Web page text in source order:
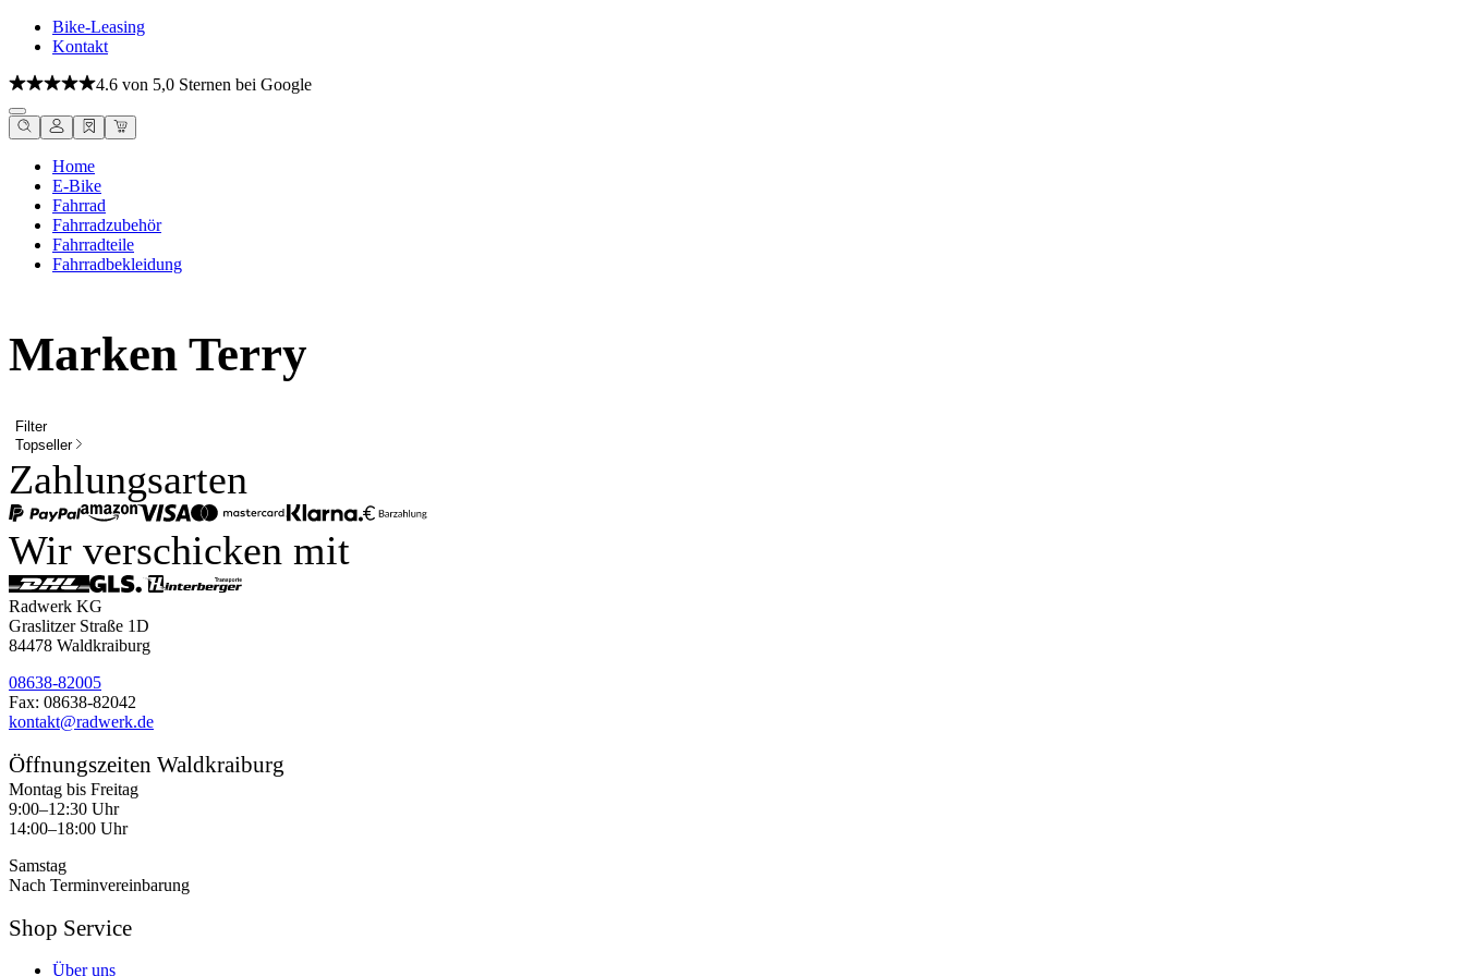
Bike-Leasing
Kontakt
4.6 von 5,0 Sternen bei Google
Home
E-Bike
Fahrrad
Fahrradzubehör
Fahrradteile
Fahrradbekleidung
Marken Terry
Filter
Topseller
Zahlungsarten
Wir verschicken mit
Radwerk KG
Graslitzer Straße 1D
84478 Waldkraiburg
08638-82005
Fax: 08638-82042
kontakt@radwerk.de
Öffnungszeiten Waldkraiburg
Montag bis Freitag
9:00–12:30 Uhr
14:00–18:00 Uhr
Samstag
Nach Terminvereinbarung
Shop Service
Über uns